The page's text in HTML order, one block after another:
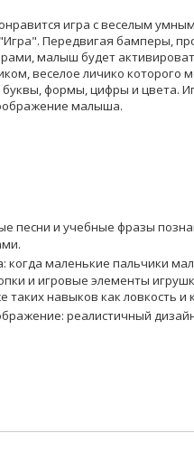
игра с веселым
Передвигая бамперы,
малыш будет
веселое личико
буквы, формы, цифры и цвета.
малыша.
песни и учебные фразы
когда маленькие пальчики
и игровые элементы
таких навыков как ловкость и
реалистичный